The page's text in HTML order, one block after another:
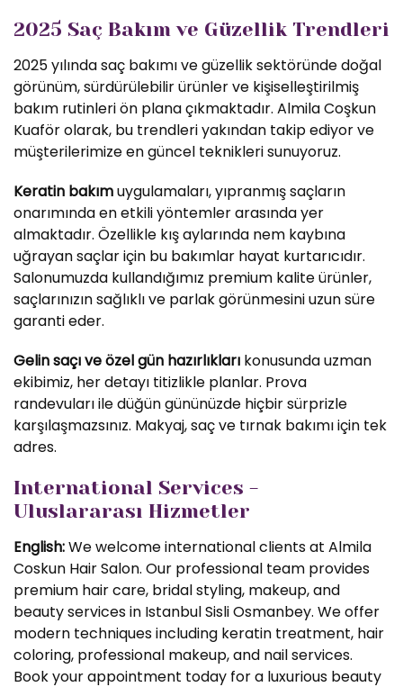
2025 Saç Bakım ve Güzellik Trendleri
2025 yılında saç bakımı ve güzellik sektöründe doğal
görünüm, sürdürülebilir ürünler ve kişiselleştirilmiş
bakım rutinleri ön plana çıkmaktadır. Almila Coşkun
Kuaför olarak, bu trendleri yakından takip ediyor ve
müşterilerimize en güncel teknikleri sunuyoruz.
Keratin bakımuygulamaları, yıpranmış saçların
onarımında en etkili yöntemler arasında yer
almaktadır. Özellikle kış aylarında nem kaybına
uğrayan saçlar için bu bakımlar hayat kurtarıcıdır.
Salonumuzda kullandığımız premium kalite ürünler,
saçlarınızın sağlıklı ve parlak görünmesini uzun süre
garanti eder.
Gelin saçı ve özel gün hazırlıkları konusunda uzman
ekibimiz, her detayı titizlikle planlar. Prova
randevuları ile düğün gününüzde hiçbir sürprizle
karşılaşmazsınız. Makyaj, saç ve tırnak bakımı için tek
adres.
International Services -
Uluslararası Hizmetler
English:We welcome international clients at Almila
Coskun Hair Salon. Our professional team provides
premium hair care, bridal styling, makeup, and
beauty services in Istanbul Sisli Osmanbey. We offer
modern techniques including keratin treatment, hair
coloring, professional makeup, and nail services.
Book your appointment today for a luxurious beauty